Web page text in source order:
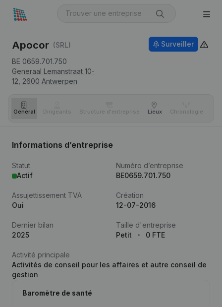
Apocor (SRL)
BE 0659.701.750
Generaal Lemanstraat 10-
12, 2600 Antwerpen
Surveiller
Général Dirigeants Structure d'entreprise Lieux Chronologie
Informations d’entreprise
Statut
Actif
Numéro d’entreprise
BE0659.701.750
Assujettissement TVA
Oui
Création
12-07-2016
Dernier bilan
2025
Taille d'entreprise
Petit
0 FTE
Activité principale
Activités de conseil pour les affaires et autre conseil de
gestion
Baromètre de santé